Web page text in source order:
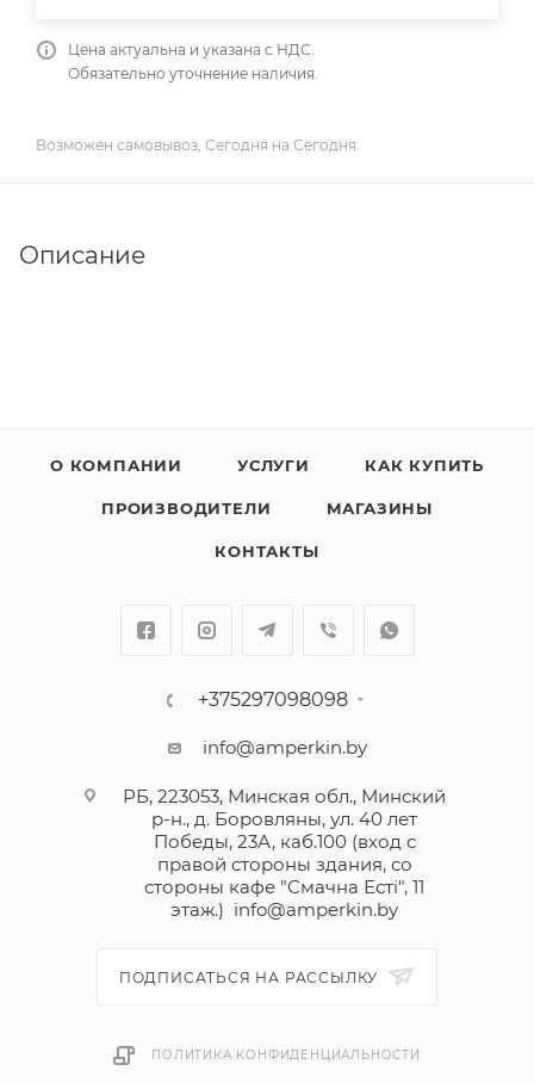
Цена актуальна и указана с НДС.
Обязательно уточнение наличия.
Возможен самовывоз, Сегодня на Сегодня.
Описание
О КОМПАНИИ УСЛУГИ КАК КУПИТЬ
ПРОИЗВОДИТЕЛИ МАГАЗИНЫ
КОНТАКТЫ
+375297098098
info@amperkin.by
РБ, 223053, Минская обл., Минский
р-н., д. Боровляны, ул. 40 лет
Победы, 23А, каб.100 (вход с
правой стороны здания, со
стороны кафе "Смачна Естi", 11
этаж.) info@amperkin.by
ПОДПИСАТЬСЯ НА РАССЫЛКУ
ПОЛИТИКА КОНФИДЕНЦИАЛЬНОСТИ